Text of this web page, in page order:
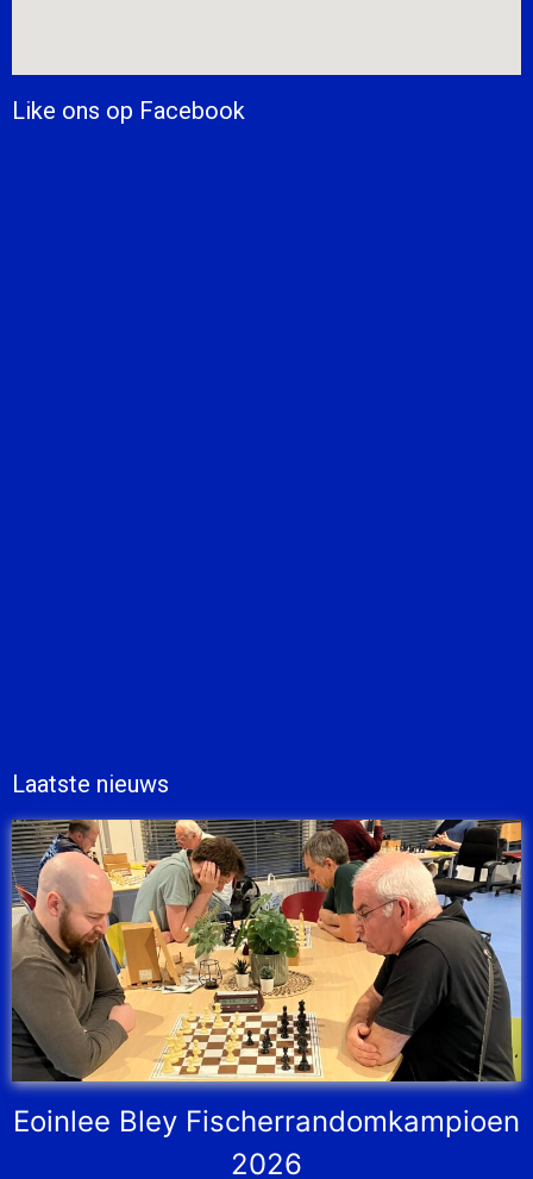
Like ons op Facebook
Laatste nieuws
Eoinlee Bley Fischerrandomkampioen
2026